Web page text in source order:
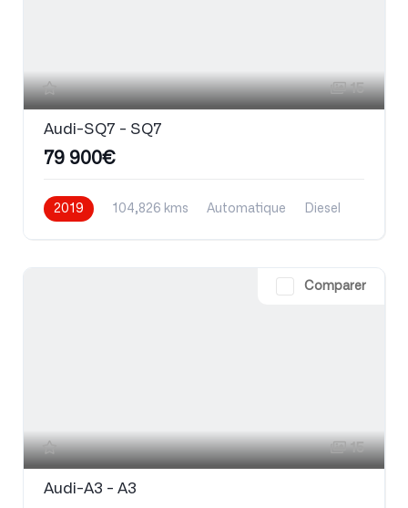
15
Audi-SQ7 - SQ7
79 900€
2019 104,826 kms Automatique Diesel
Comparer
15
Audi-A3 - A3